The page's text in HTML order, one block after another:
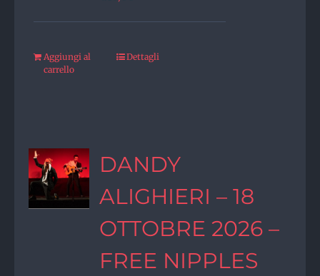
Aggiungi al
carrello
Dettagli
DANDY
ALIGHIERI – 18
OTTOBRE 2026 –
FREE NIPPLES